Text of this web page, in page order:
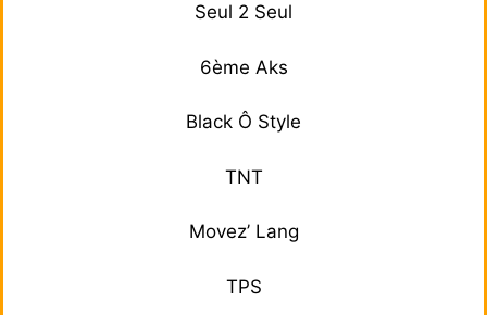
Seul 2 Seul
6ème Aks
Black Ô Style
TNT
Movez’ Lang
TPS